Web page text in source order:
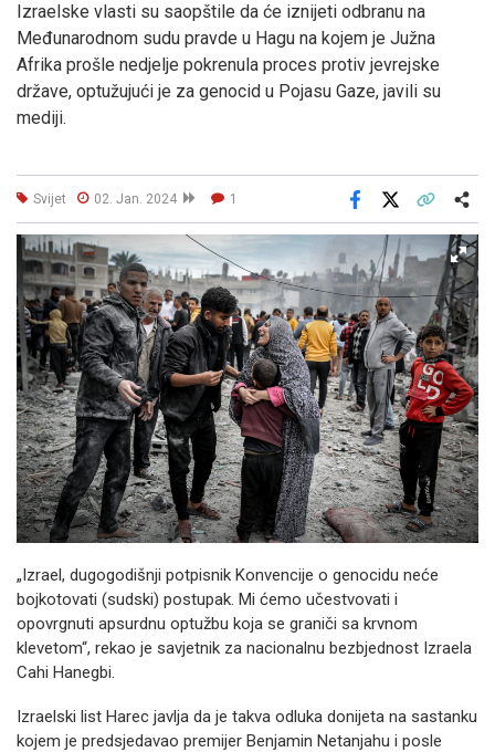
Izraelske vlasti su saopštile da će iznijeti odbranu na
Međunarodnom sudu pravde u Hagu na kojem je Južna
Afrika prošle nedjelje pokrenula proces protiv jevrejske
države, optužujući je za genocid u Pojasu Gaze, javili su
mediji.
Svijet 02. Jan. 2024 1
Facebook
„Izrael, dugogodišnji potpisnik Konvencije o genocidu neće
bojkotovati (sudski) postupak. Mi ćemo učestvovati i
opovrgnuti apsurdnu optužbu koja se graniči sa krvnom
klevetom“, rekao je savjetnik za nacionalnu bezbjednost Izraela
Cahi Hanegbi.
Izraelski list Harec javlja da je takva odluka donijeta na sastanku
kojem je predsjedavao premijer Benjamin Netanjahu i posle